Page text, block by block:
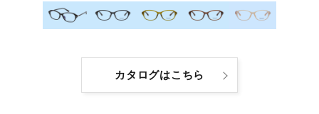
カタログはこちら